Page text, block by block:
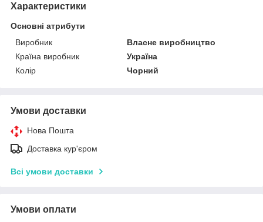
Характеристики
Основні атрибути
Виробник
Власне виробництво
Країна виробник
Україна
Колір
Чорний
Умови доставки
Нова Пошта
Доставка кур'єром
Всі умови доставки
Умови оплати